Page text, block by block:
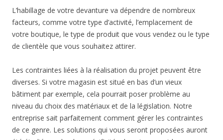
L’habillage de votre devanture va dépendre de nombreux
facteurs, comme votre type d’activité, l’emplacement de
votre boutique, le type de produit que vous vendez ou le type
de clientèle que vous souhaitez attirer.
Les contraintes liées à la réalisation du projet peuvent être
diverses. Si votre magasin est situé en bas d’un vieux
bâtiment par exemple, cela pourrait poser problème au
niveau du choix des matériaux et de la législation. Notre
entreprise sait parfaitement comment gérer les contraintes
de ce genre. Les solutions qui vous seront proposées auront